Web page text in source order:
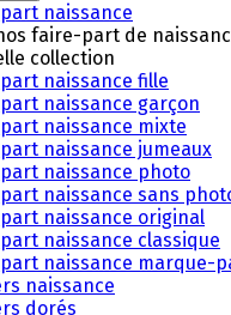
naissance
faire-part de
collection
naissance fille
naissance garçon
naissance mixte
naissance jumeaux
naissance photo
naissance sans
naissance original
naissance classique
naissance marque-
naissance
dorés